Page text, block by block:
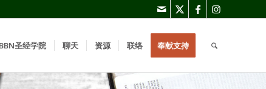
BBN圣经学院 聊天 资源 联络 奉献支持